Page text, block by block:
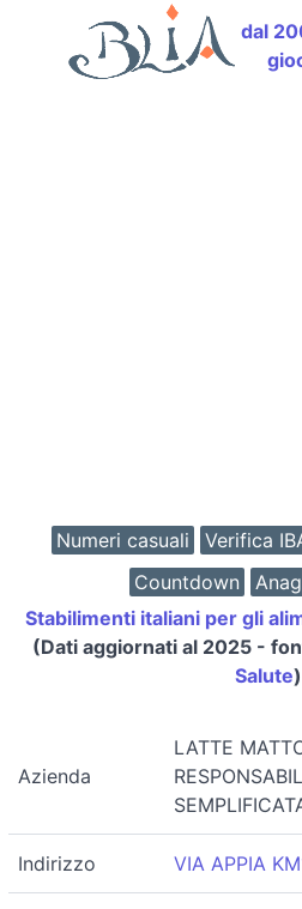
dal
Numeri casuali Verifica
Countdown
Stabilimenti italiani per gli
(Dati aggiornati al 2025 -
Salute)
Azienda
LATTE
Indirizzo VIA APPIA